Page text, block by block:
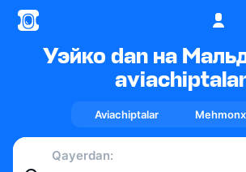
Уэйко dan на
Aviachiptalar